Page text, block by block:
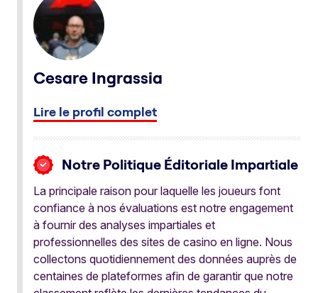
Cesare Ingrassia
Lire le profil complet
Notre Politique Éditoriale Impartiale
La principale raison pour laquelle les joueurs font
confiance à nos évaluations est notre engagement
à fournir des analyses impartiales et
professionnelles des sites de casino en ligne. Nous
collectons quotidiennement des données auprès de
centaines de plateformes afin de garantir que notre